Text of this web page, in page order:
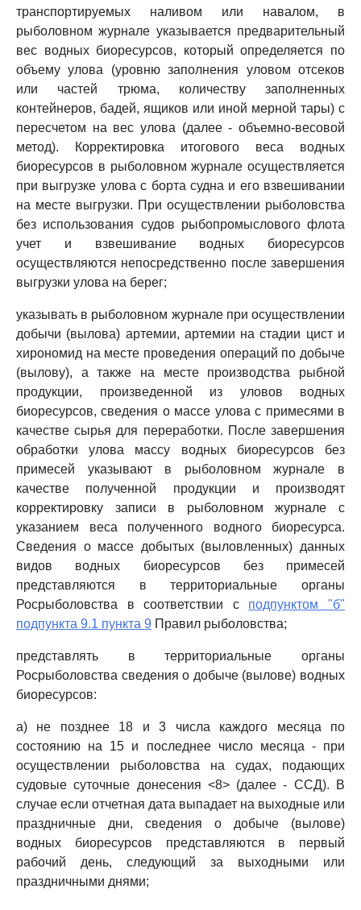
транспортируемых наливом или навалом, в
рыболовном журнале указывается предварительный
вес водных биоресурсов, который определяется по
объему улова (уровню заполнения уловом отсеков
или частей трюма, количеству заполненных
контейнеров, бадей, ящиков или иной мерной тары) с
пересчетом на вес улова (далее - объемно-весовой
метод). Корректировка итогового веса водных
биоресурсов в рыболовном журнале осуществляется
при выгрузке улова с борта судна и его взвешивании
на месте выгрузки. При осуществлении рыболовства
без использования судов рыбопромыслового флота
учет и взвешивание водных биоресурсов
осуществляются непосредственно после завершения
выгрузки улова на берег;
указывать в рыболовном журнале при осуществлении
добычи (вылова) артемии, артемии на стадии цист и
хирономид на месте проведения операций по добыче
(вылову), а также на месте производства рыбной
продукции, произведенной из уловов водных
биоресурсов, сведения о массе улова с примесями в
качестве сырья для переработки. После завершения
обработки улова массу водных биоресурсов без
примесей указывают в рыболовном журнале в
качестве полученной продукции и производят
корректировку записи в рыболовном журнале с
указанием веса полученного водного биоресурса.
Сведения о массе добытых (выловленных) данных
видов водных биоресурсов без примесей
представляются в территориальные органы
Росрыболовства в соответствии с подпунктом "б"
подпункта 9.1 пункта 9 Правил рыболовства;
представлять в территориальные органы
Росрыболовства сведения о добыче (вылове) водных
биоресурсов:
а) не позднее 18 и 3 числа каждого месяца по
состоянию на 15 и последнее число месяца - при
осуществлении рыболовства на судах, подающих
судовые суточные донесения <8> (далее - ССД). В
случае если отчетная дата выпадает на выходные или
праздничные дни, сведения о добыче (вылове)
водных биоресурсов представляются в первый
рабочий день, следующий за выходными или
праздничными днями;